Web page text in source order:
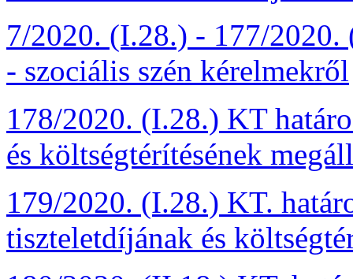
7/2020. (I.28.) - 177/2020.
- szociális szén kérelmekről
178/2020. (I.28.) KT
és költségtérítésének
179/2020. (I.28.) KT.
tiszteletdíjának és